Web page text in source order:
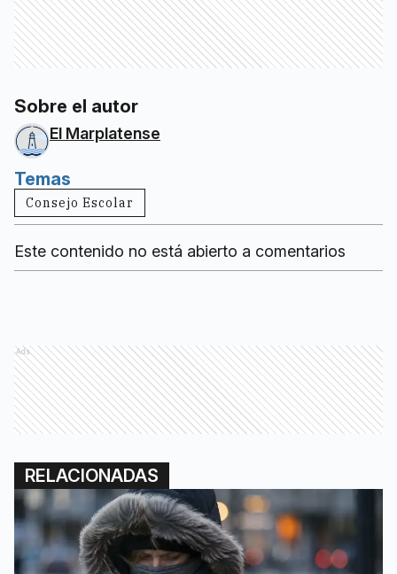
Sobre el autor
El Marplatense
Temas
Consejo Escolar
Este contenido no está abierto a comentarios
Ads
RELACIONADAS